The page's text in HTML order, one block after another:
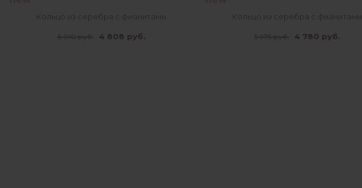
Кольцо из серебра с фианитами
6 010 руб. 4 808 руб.
Кольцо из серебра с фианитами
5 975 руб. 4 780 руб.